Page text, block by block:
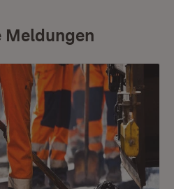
Meldungen